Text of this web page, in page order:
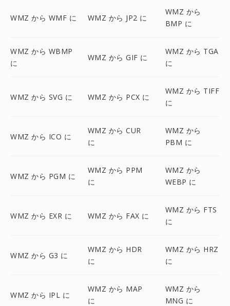
WMZ から WMF に WMZ から JP2 に
WMZ から
BMP に
WMZ から WBMP
に
WMZ から GIF に
WMZ から TGA
に
WMZ から SVG に WMZ から PCX に
WMZ から TIFF
に
WMZ から ICO に
WMZ から CUR
に
WMZ から
PBM に
WMZ から PGM に
WMZ から PPM
に
WMZ から
WEBP に
WMZ から EXR に WMZ から FAX に
WMZ から FTS
に
WMZ から G3 に
WMZ から HDR
に
WMZ から HRZ
に
WMZ から IPL に
WMZ から MAP
に
WMZ から
MNG に